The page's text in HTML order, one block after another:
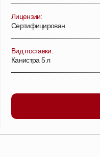
Лицензии:
Сертифицирован
Вид поставки:
Канистра 5 л